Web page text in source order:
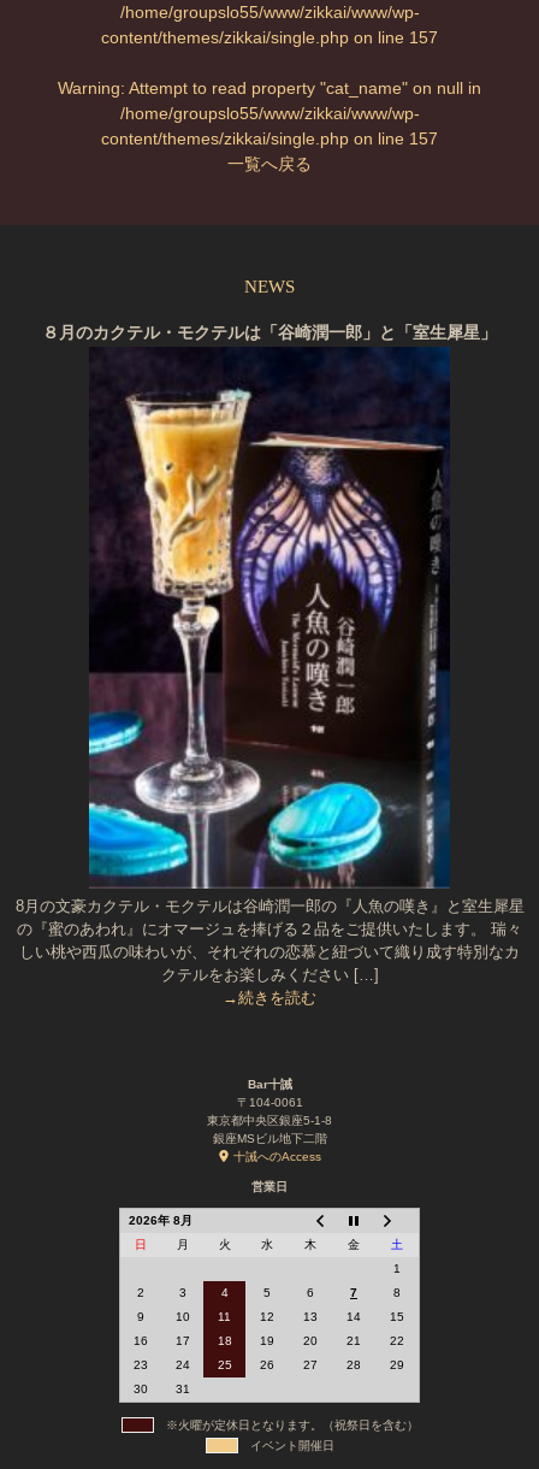
/home/groupslo55/www/zikkai/www/wp-
content/themes/zikkai/single.php on line 157
Warning: Attempt to read property "cat_name" on null in
/home/groupslo55/www/zikkai/www/wp-
content/themes/zikkai/single.php on line 157
一覧へ戻る
NEWS
８月のカクテル・モクテルは「谷崎潤一郎」と「室生犀星」
8月の文豪カクテル・モクテルは谷崎潤一郎の『人魚の嘆き』と室生犀星
の『蜜のあわれ』にオマージュを捧げる２品をご提供いたします。 瑞々
しい桃や西瓜の味わいが、それぞれの恋慕と紐づいて織り成す特別なカ
クテルをお楽しみください […]
→続きを読む
Bar十誡
〒104-0061
東京都中央区銀座5-1-8
銀座MSビル地下二階
十誡へのAccess
営業日
2026年 8月
日
月 火 水 木 金
土
1
2
3 4 5 6 7
8
9
10 11 12 13 14
15
16
17 18 19 20 21
22
23
24 25 26 27 28
29
30
31
※火曜が定休日となります。（祝祭日を含む）
イベント開催日